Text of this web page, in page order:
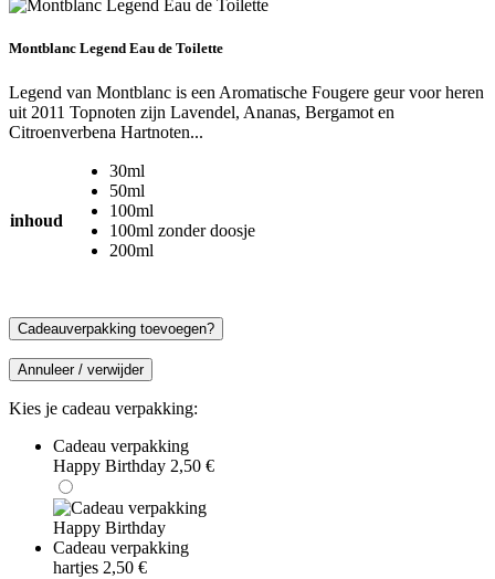
Montblanc Legend Eau de Toilette
Legend van Montblanc is een Aromatische Fougere geur voor heren
uit 2011 Topnoten zijn Lavendel, Ananas, Bergamot en
Citroenverbena Hartnoten...
inhoud
30ml
50ml
100ml
100ml zonder doosje
200ml
Cadeauverpakking toevoegen?
Annuleer / verwijder
Kies je cadeau verpakking:
Cadeau verpakking
Happy Birthday 2,50 €
Cadeau verpakking
hartjes 2,50 €